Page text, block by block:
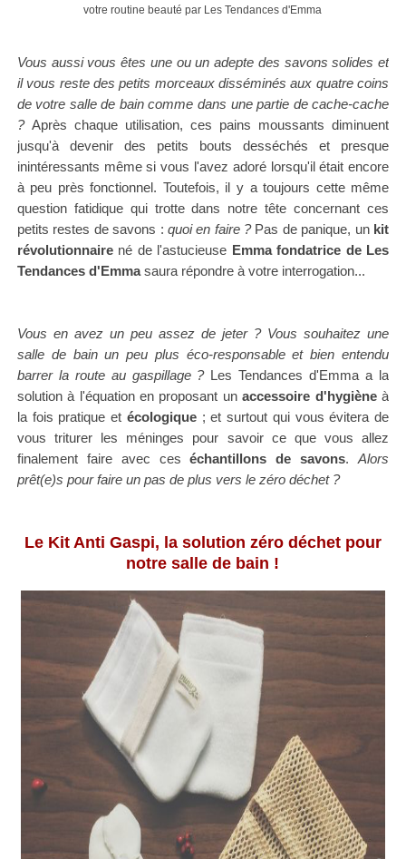
votre routine beauté par Les Tendances d'Emma
Vous aussi vous êtes une ou un adepte des savons solides et
il vous reste des petits morceaux disséminés aux quatre coins
de votre salle de bain comme dans une partie de cache-cache
? Après chaque utilisation, ces pains moussants diminuent
jusqu'à devenir des petits bouts desséchés et presque
inintéressants même si vous l'avez adoré lorsqu'il était encore
à peu près fonctionnel. Toutefois, il y a toujours cette même
question fatidique qui trotte dans notre tête concernant ces
petits restes de savons : quoi en faire ?Pas de panique, un kit
révolutionnairené de l'astucieuse Emma fondatrice de Les
Tendances d'Emmasaura répondre à votre interrogation...
Vous en avez un peu assez de jeter ? Vous souhaitez une
salle de bain un peu plus éco-responsable et bien entendu
barrer la route au gaspillage ?Les Tendances d'Emma a la
solution à l'équation en proposant unaccessoire d'hygièneà
la fois pratique et écologique ; et surtout qui vous évitera de
vous triturer les méninges pour savoir ce que vous allez
finalement faire avec ceséchantillons de savons.Alors
prêt(e)s pour faire un pas de plus vers le zéro déchet ?
Le Kit Anti Gaspi, la solution zéro déchet pour
notre salle de bain !